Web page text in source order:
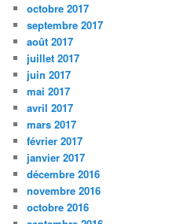
octobre 2017
septembre 2017
août 2017
juillet 2017
juin 2017
mai 2017
avril 2017
mars 2017
février 2017
janvier 2017
décembre 2016
novembre 2016
octobre 2016